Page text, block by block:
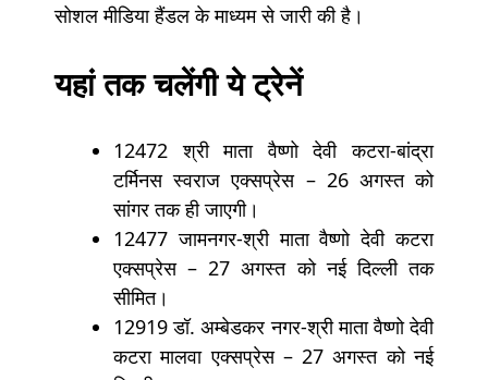
सोशल मीडिया हैंडल के माध्यम से जारी की है।
यहां तक चलेंगी ये ट्रेनें
12472 श्री माता वैष्णो देवी कटरा-बांद्रा
टर्मिनस स्वराज एक्सप्रेस – 26 अगस्त को
सांगर तक ही जाएगी।
12477 जामनगर-श्री माता वैष्णो देवी कटरा
एक्सप्रेस – 27 अगस्त को नई दिल्ली तक
सीमित।
12919 डॉ. अम्बेडकर नगर-श्री माता वैष्णो देवी
कटरा मालवा एक्सप्रेस – 27 अगस्त को नई